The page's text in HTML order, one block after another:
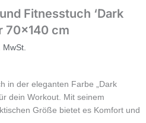
Fitnesstuch ‘Dark
70×140 cm
MwSt.
in der eleganten Farbe „Dark
dein Workout. Mit seinem
Größe bietet es Komfort und